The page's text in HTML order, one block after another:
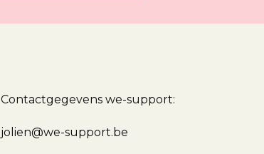
Contactgegevens we-support:
jolien@we-support.be